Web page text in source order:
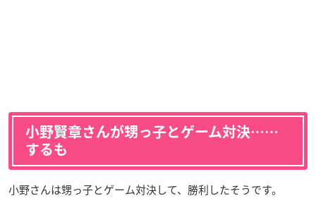
小野賢章さんが甥っ子とゲーム対決……
するも
小野さんは甥っ子とゲーム対決して、勝利したそうです。